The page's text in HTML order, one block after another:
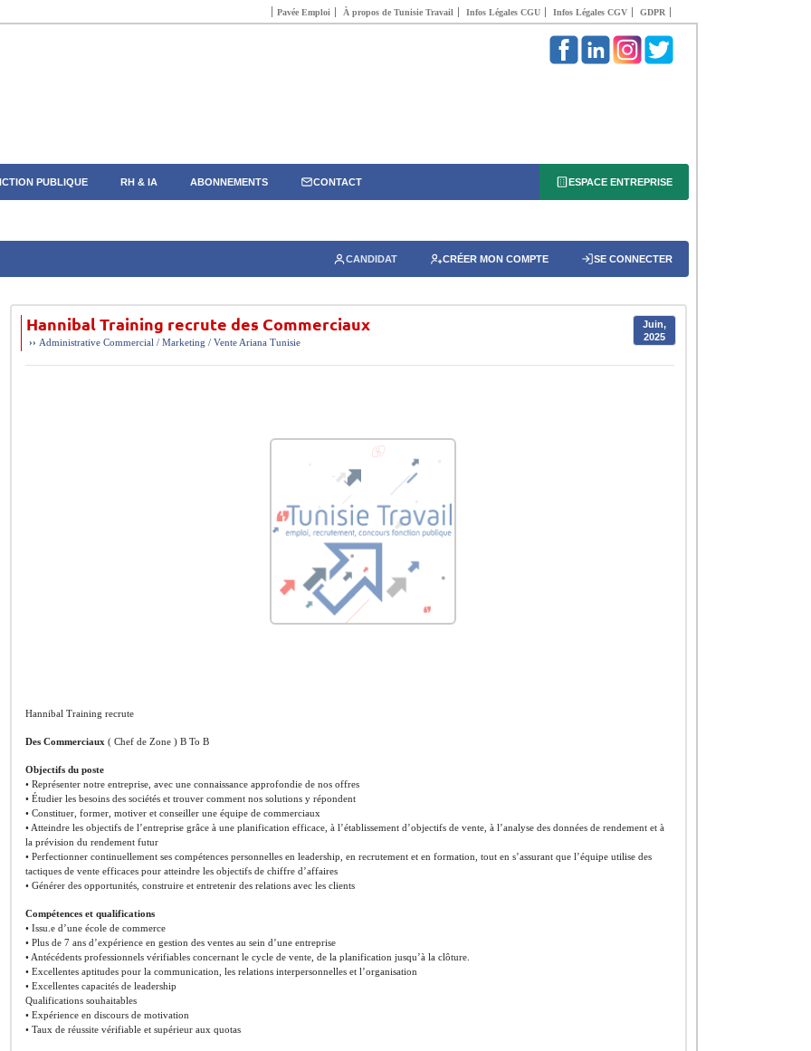
Pavée Emploi À propos de Tunisie Travail Infos Légales CGU Infos Légales CGV GDPR
PUBLIQUE RH & IA ABONNEMENTS CONTACT ESPACE ENTREPRISE
CANDIDAT CRÉER MON COMPTE SE CONNECTER
Hannibal Training recrute des Commerciaux
Juin,
2025
›› Administrative Commercial / Marketing / Vente Ariana Tunisie
Hannibal Training recrute
Des Commerciaux ( Chef de Zone ) B To B
Objectifs du poste
• Représenter notre entreprise, avec une connaissance approfondie de nos offres
• Étudier les besoins des sociétés et trouver comment nos solutions y répondent
• Constituer, former, motiver et conseiller une équipe de commerciaux
• Atteindre les objectifs de l’entreprise grâce à une planification efficace, à l’établissement d’objectifs de vente, à l’analyse des données de rendement et à
la prévision du rendement futur
• Perfectionner continuellement ses compétences personnelles en leadership, en recrutement et en formation, tout en s’assurant que l’équipe utilise des
tactiques de vente efficaces pour atteindre les objectifs de chiffre d’affaires
• Générer des opportunités, construire et entretenir des relations avec les clients
Compétences et qualifications
• Issu.e d’une école de commerce
• Plus de 7 ans d’expérience en gestion des ventes au sein d’une entreprise
• Antécédents professionnels vérifiables concernant le cycle de vente, de la planification jusqu’à la clôture.
• Excellentes aptitudes pour la communication, les relations interpersonnelles et l’organisation
• Excellentes capacités de leadership
Qualifications souhaitables
• Expérience en discours de motivation
• Taux de réussite vérifiable et supérieur aux quotas